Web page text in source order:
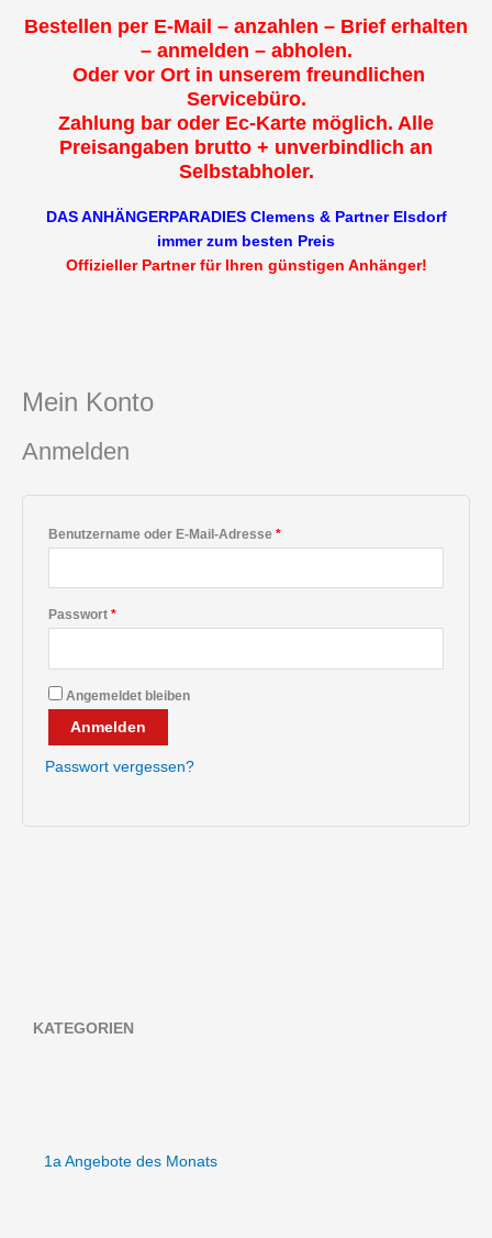
Bestellen per E-Mail – anzahlen – Brief erhalten
– anmelden – abholen.
Oder vor Ort in unserem freundlichen
Servicebüro.
Zahlung bar oder Ec-Karte möglich. Alle
Preisangaben brutto + unverbindlich an
Selbstabholer.
DAS ANHÄNGERPARADIES Clemens & Partner Elsdorf
immer zum besten Preis
Offizieller Partner für Ihren günstigen Anhänger!
KATEGORIEN
1a Angebote des Monats
Mein Konto
Anmelden
Benutzername oder E-Mail-Adresse *
Passwort *
Angemeldet bleiben
Anmelden
Passwort vergessen?